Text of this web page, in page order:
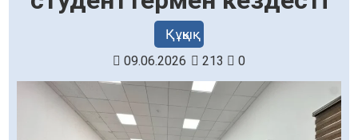
Құқық
09.06.2026 213 0